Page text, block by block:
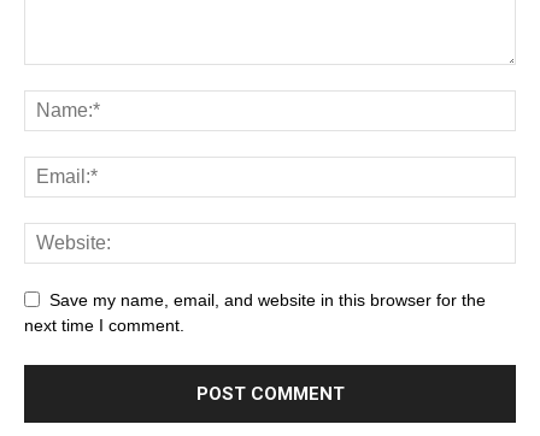
Save my name, email, and website in this browser for the
next time I comment.